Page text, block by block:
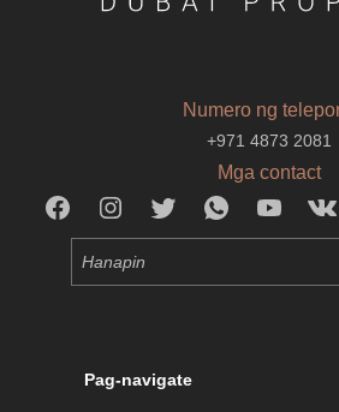
Numero ng
+971 4873 2081
Mga contact
Pag-navigate